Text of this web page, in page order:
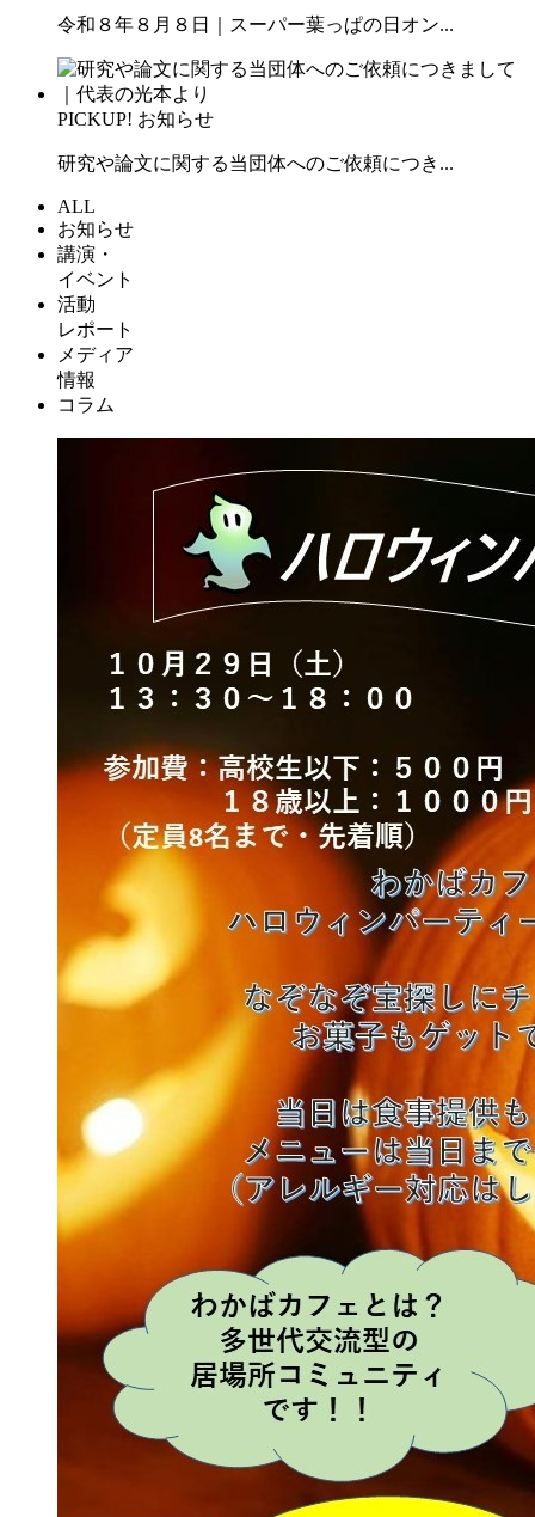
令和８年８月８日｜スーパー葉っぱの日オン...
PICKUP! お知らせ
研究や論文に関する当団体へのご依頼につき...
ALL
お知らせ
講演・
イベント
活動
レポート
メディア
情報
コラム